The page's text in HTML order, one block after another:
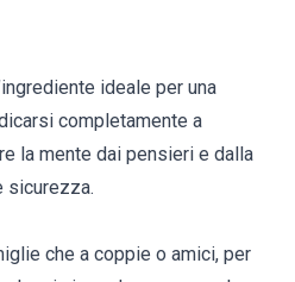
ideale per una
completamente a
la mente dai pensieri e dalla
sicurezza.
che a coppie o amici, per